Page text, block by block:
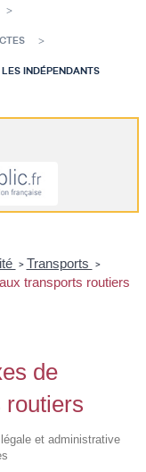
INDÉPENDANTS
> Transports >
transports routiers
de
routiers
et administrative